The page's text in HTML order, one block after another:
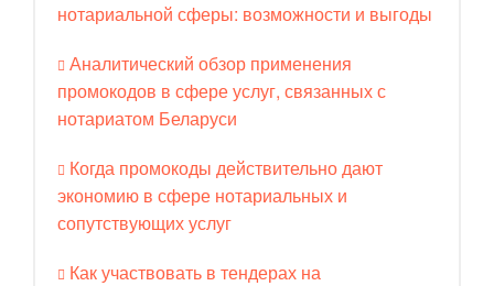
нотариальной сферы: возможности и выгоды
Аналитический обзор применения
промокодов в сфере услуг, связанных с
нотариатом Беларуси
Когда промокоды действительно дают
экономию в сфере нотариальных и
сопутствующих услуг
Как участвовать в тендерах на